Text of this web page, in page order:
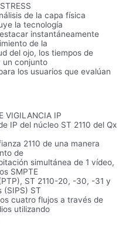
de la capa física
la tecnología
instantáneamente
de la
del ojo, los tiempos de
un conjunto
los usuarios que evalúan
VIGILANCIA IP
IP del núcleo ST 2110 del Qx
2110 de una manera
de
simultánea de 1 vídeo,
SMPTE
ST 2110-20, -30, -31 y
ST
cuatro flujos a través de
utilizando